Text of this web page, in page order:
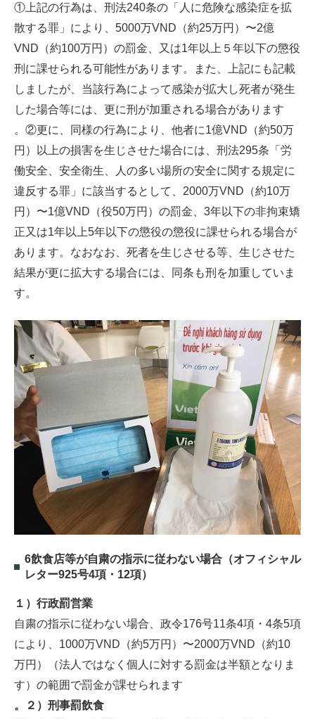
①上記の行為は、刑法240条の「人に危険な感染症を拡
散する罪」により、5000万VND（約25万円）〜2億
VND（約100万円）の罰金、又は1年以上５年以下の懲役
刑に課せられる可能性があります。また、上記にも記載
しましたが、当該行為によって感染が拡大し死者が発生
した場合等には、更に刑が加重される場合があります
。②更に、同様の行為により、他者に1億VND（約50万
円）以上の損害を生じさせた場合には、刑法295条「労
働安全、安全衛生、人の多い場所の安全に関する規定に
違反する罪」に該当するとして、2000万VND（約10万
円）〜1億VND（役50万円）の罰金、3年以下の非拘束矯
正又は1年以上5年以下の懲役の懲役に課せられる場合が
あります。なおなお、死者を生じさせる等、生じさせた
結果が更に拡大する場合には、同条も刑を加重していま
す。
6飲食店等が自粛の指示に従わない場合（オフィシャル
レター925号4項・12項）
１）行政罰営業
自粛の指示に従わない場合、政令176号11条4項・4条5項
により、1000万VND（約5万円）〜2000万VND（約10
万円）（法人ではなく個人に対する罰金は半額となりま
す）の範囲で罰金が課せられます
。２）刑事罰飲食